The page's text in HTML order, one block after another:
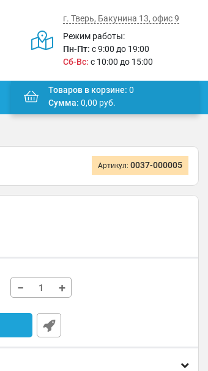
г. Тверь, Бакунина 13, офис 9
Режим работы:
Пн-Пт: с 9:00 до 19:00
Сб-Вс: с 10:00 до 15:00
Товаров в корзине: 0
Сумма: 0,00 руб.
Артикул: 0037-000005
− +